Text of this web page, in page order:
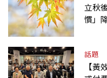
立秋
慣」
話題
【